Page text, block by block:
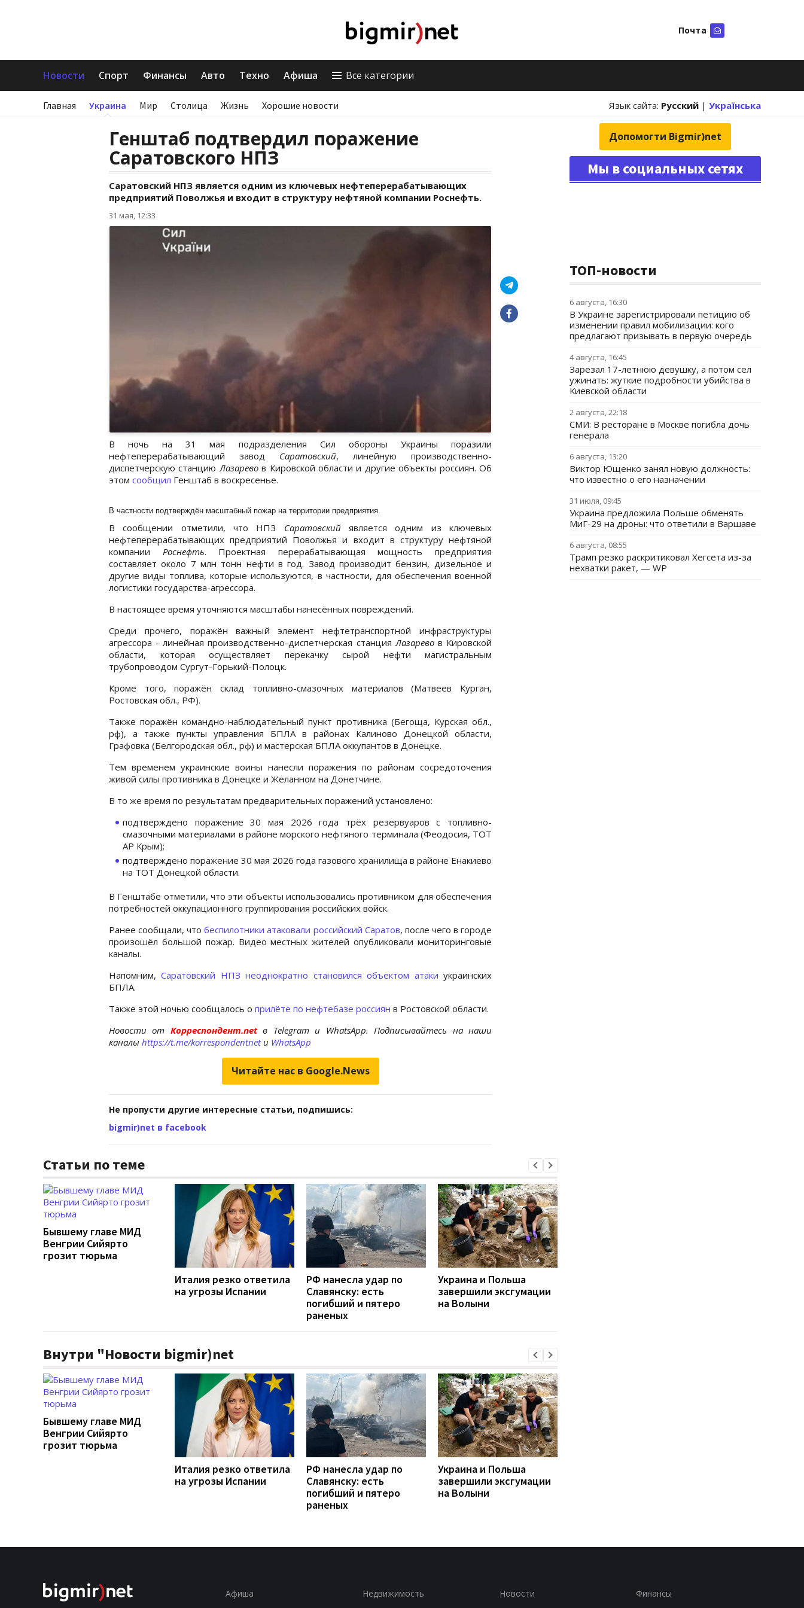
Почта
Новости Спорт Финансы Авто Техно Афиша Все категории
Главная Украина Мир Столица Жизнь Хорошие новости Язык сайта: Русский | Українська
Генштаб подтвердил поражение
Саратовского НПЗ
Саратовский НПЗ является одним из ключевых нефтеперерабатывающих
предприятий Поволжья и входит в структуру нефтяной компании Роснефть.
31 мая, 12:33
В ночь на 31 мая подразделения Сил обороны Украины поразили
нефтеперерабатывающий завод Саратовский, линейную производственно-
диспетчерскую станцию Лазаревов Кировской области и другие объекты россиян. Об
этом сообщил Генштаб в воскресенье.
В частности подтверждён масштабный пожар на территории предприятия.
В сообщении отметили, что НПЗ Саратовскийявляется одним из ключевых
нефтеперерабатывающих предприятий Поволжья и входит в структуру нефтяной
компании Роснефть. Проектная перерабатывающая мощность предприятия
составляет около 7 млн тонн нефти в год. Завод производит бензин, дизельное и
другие виды топлива, которые используются, в частности, для обеспечения военной
логистики государства-агрессора.
В настоящее время уточняются масштабы нанесённых повреждений.
Среди прочего, поражён важный элемент нефтетранспортной инфраструктуры
агрессора - линейная производственно-диспетчерская станция Лазарево в Кировской
области, которая осуществляет перекачку сырой нефти магистральным
трубопроводом Сургут-Горький-Полоцк.
Кроме того, поражён склад топливно-смазочных материалов (Матвеев Курган,
Ростовская обл., РФ).
Также поражён командно-наблюдательный пункт противника (Бегоща, Курская обл.,
рф), а также пункты управления БПЛА в районах Калиново Донецкой области,
Графовка (Белгородская обл., рф) и мастерская БПЛА оккупантов в Донецке.
Тем временем украинские воины нанесли поражения по районам сосредоточения
живой силы противника в Донецке и Желанном на Донетчине.
В то же время по результатам предварительных поражений установлено:
подтверждено поражение 30 мая 2026 года трёх резервуаров с топливно-
смазочными материалами в районе морского нефтяного терминала (Феодосия, ТОТ
АР Крым);
подтверждено поражение 30 мая 2026 года газового хранилища в районе Енакиево
на ТОТ Донецкой области.
В Генштабе отметили, что эти объекты использовались противником для обеспечения
потребностей оккупационного группирования российских войск.
Ранее сообщали, чтобеспилотники атаковали российский Саратов, после чего в городе
произошёл большой пожар. Видео местных жителей опубликовали мониторинговые
каналы.
Напомним,Саратовский НПЗ неоднократно становился объектом атаки украинских
БПЛА.
Также этой ночью сообщалось о прилёте по нефтебазе россиян в Ростовской области.
Новости от Корреспондент.netв Telegram и WhatsApp. Подписывайтесь на наши
каналы https://t.me/korrespondentnetи WhatsApp
Читайте нас в Google.News
Не пропусти другие интересные статьи, подпишись:
bigmir)net в facebook
Статьи по теме
Бывшему главе МИД
Венгрии Сийярто
грозит тюрьма
Италия резко ответила
на угрозы Испании
РФ нанесла удар по
Славянску: есть
погибший и пятеро
раненых
Украина и Польша
завершили эксгумации
на Волыни
Внутри "Новости bigmir)net
Бывшему главе МИД
Венгрии Сийярто
грозит тюрьма
Италия резко ответила
на угрозы Испании
РФ нанесла удар по
Славянску: есть
погибший и пятеро
раненых
Украина и Польша
завершили эксгумации
на Волыни
Допомогти Bigmir)net
Мы в социальных сетях
ТОП-новости
6 августа, 16:30
В Украине зарегистрировали петицию об
изменении правил мобилизации: кого
предлагают призывать в первую очередь
4 августа, 16:45
Зарезал 17-летнюю девушку, а потом сел
ужинать: жуткие подробности убийства в
Киевской области
2 августа, 22:18
СМИ: В ресторане в Москве погибла дочь
генерала
6 августа, 13:20
Виктор Ющенко занял новую должность:
что известно о его назначении
31 июля, 09:45
Украина предложила Польше обменять
МиГ-29 на дроны: что ответили в Варшаве
6 августа, 08:55
Трамп резко раскритиковал Хегсета из-за
нехватки ракет, — WP
Афиша Недвижимость Новости Финансы